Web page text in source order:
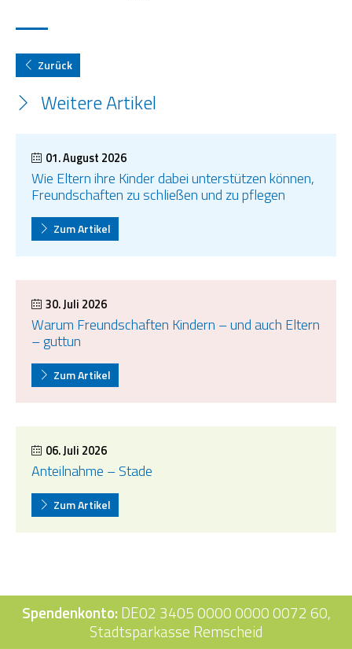
Zurück
Weitere Artikel
01. August 2026
Wie Eltern ihre Kinder dabei unterstützen können,
Freundschaften zu schließen und zu pflegen
Zum Artikel
30. Juli 2026
Warum Freundschaften Kindern – und auch Eltern
– guttun
Zum Artikel
06. Juli 2026
Anteilnahme – Stade
Zum Artikel
Spendenkonto: DE02 3405 0000 0000 0072 60,
Stadtsparkasse Remscheid